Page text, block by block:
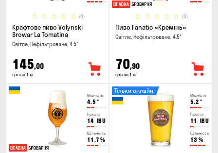
(0)
Крафтове пиво Volynski
Browar La Tomatina
Світле, Нефільтроване, 4.5°
145,00
грн за 1 кг
(0)
Пиво Fanatic «Кремінь»
Світле, Нефільтроване, 4.5°
70,90
грн за 1 кг
Міцність
4.5 °
Гіркота
14 IBU
Щільність
11.7 %
Міцність
5.2 °
Гіркота
11 IBU
Щільність
13 %
Тільки онлайн